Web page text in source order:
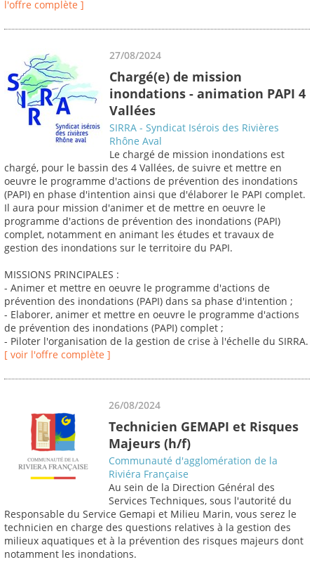
l'offre complète ]
27/08/2024
Chargé(e) de mission
inondations - animation PAPI 4
Vallées
SIRRA - Syndicat Isérois des Rivières
Rhône Aval
Le chargé de mission inondations est
chargé, pour le bassin des 4 Vallées, de suivre et mettre en
oeuvre le programme d'actions de prévention des inondations
(PAPI) en phase d'intention ainsi que d'élaborer le PAPI complet.
Il aura pour mission d'animer et de mettre en oeuvre le
programme d'actions de prévention des inondations (PAPI)
complet, notamment en animant les études et travaux de
gestion des inondations sur le territoire du PAPI.
MISSIONS PRINCIPALES :
- Animer et mettre en oeuvre le programme d'actions de
prévention des inondations (PAPI) dans sa phase d'intention ;
- Elaborer, animer et mettre en oeuvre le programme d'actions
de prévention des inondations (PAPI) complet ;
- Piloter l'organisation de la gestion de crise à l'échelle du SIRRA.
[ voir l'offre complète ]
26/08/2024
Technicien GEMAPI et Risques
Majeurs (h/f)
Communauté d'agglomération de la
Riviéra Française
Au sein de la Direction Général des
Services Techniques, sous l'autorité du
Responsable du Service Gemapi et Milieu Marin, vous serez le
technicien en charge des questions relatives à la gestion des
milieux aquatiques et à la prévention des risques majeurs dont
notamment les inondations.